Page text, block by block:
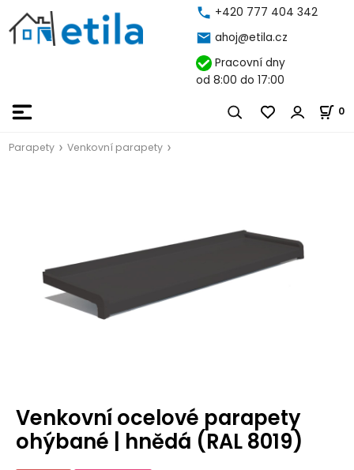
+420 777 404 342
ahoj@etila.cz
Pracovní dny
od 8:00 do 17:00
0
Parapety Venkovní parapety
Venkovní ocelové parapety
ohýbané | hnědá (RAL 8019)